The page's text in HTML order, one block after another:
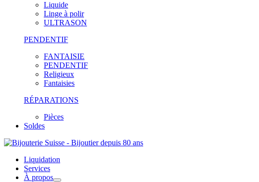
Liquide
Linge à polir
ULTRASON
PENDENTIF
FANTAISIE
PENDENTIF
Religieux
Fantaisies
RÉPARATIONS
Pièces
Soldes
Liquidation
Services
À propos